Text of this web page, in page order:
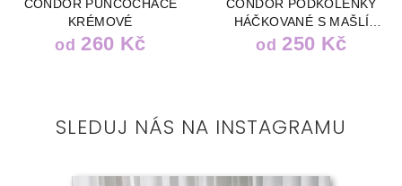
CONDOR PUNČOCHÁČE
KRÉMOVÉ
od 260 Kč
CONDOR PODKOLENKY
HÁČKOVANÉ S MAŠLÍ
BÉŽOVÉ
od 250 Kč
SLEDUJ NÁS NA INSTAGRAMU